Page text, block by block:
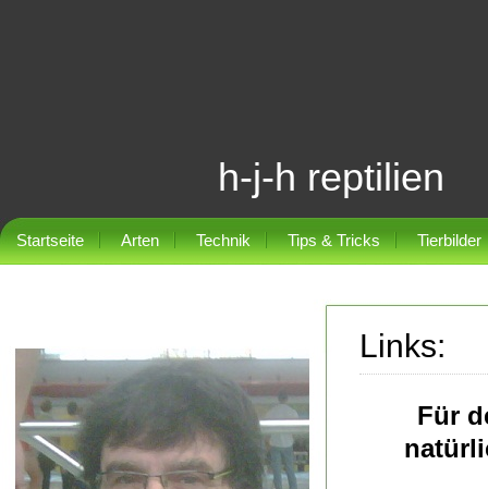
h-j-h reptilien
Startseite Arten Technik Tips & Tricks Tierbilder
Links:
Für